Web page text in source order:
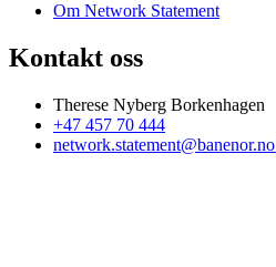
Om Network Statement
Kontakt oss
Therese Nyberg Borkenhagen
+47 457 70 444
network.statement@banenor.no